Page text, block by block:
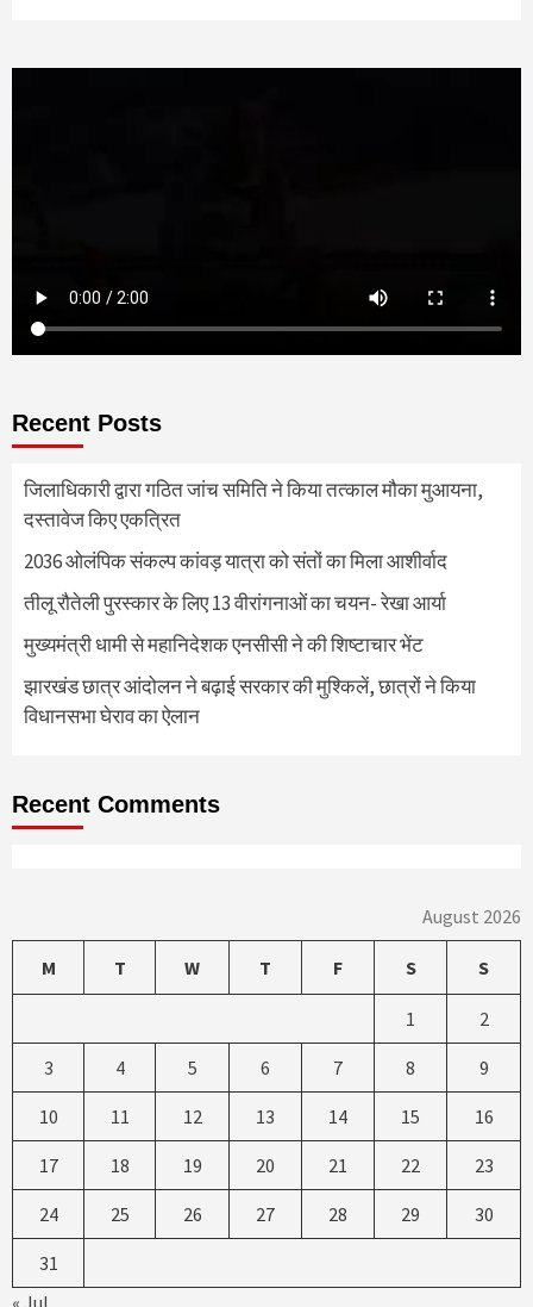
Recent Posts
जिलाधिकारी द्वारा गठित जांच समिति ने किया तत्काल मौका मुआयना,
दस्तावेज किए एकत्रित
2036 ओलंपिक संकल्प कांवड़ यात्रा को संतों का मिला आशीर्वाद
तीलू रौतेली पुरस्कार के लिए 13 वीरांगनाओं का चयन- रेखा आर्या
मुख्यमंत्री धामी से महानिदेशक एनसीसी ने की शिष्टाचार भेंट
झारखंड छात्र आंदोलन ने बढ़ाई सरकार की मुश्किलें, छात्रों ने किया
विधानसभा घेराव का ऐलान
Recent Comments
August 2026
M T W T F S S
1 2
3 4 5 6 7 8 9
10 11 12 13 14 15 16
17 18 19 20 21 22 23
24 25 26 27 28 29 30
31
« Jul